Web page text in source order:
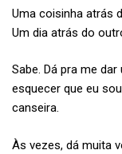
Uma coisinha atrás
Um dia atrás do
Sabe. Dá pra me
esquecer que eu
canseira.
Às vezes, dá muita